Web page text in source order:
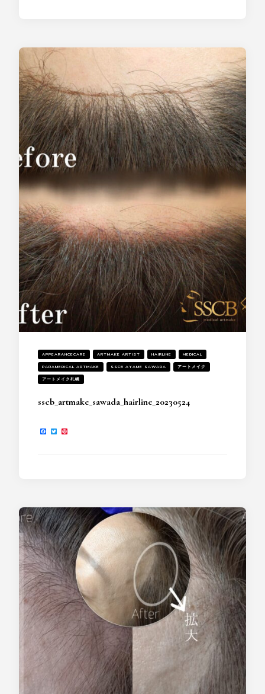
APPEARANCECARE ARTMAKE ARTIST HAIRLINE MEDICAL
PARAMEDICAL ARTMAKE SSCB AYAME SAWADA アートメイク
アートメイク札幌
sscb_artmake_sawada_hairline_20230524
Facebook
Twitter